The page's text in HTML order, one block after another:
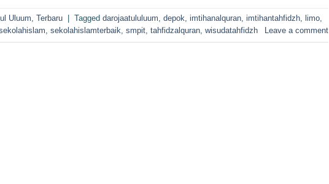
Uluum, Terbaru Tagged darojaatululuum, depok, imtihanalquran, imtihantahfidzh, limo,
, sekolahislamterbaik, smpit, tahfidzalquran, wisudatahfidzh Leave a comment